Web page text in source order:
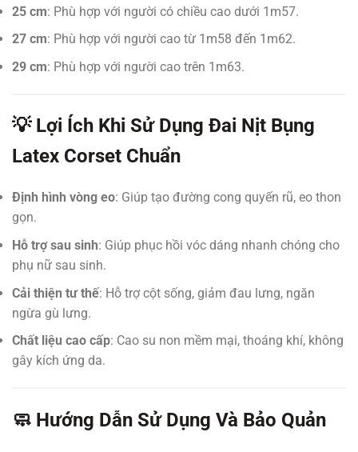
25 cm: Phù hợp với người có chiều cao dưới 1m57.
27 cm: Phù hợp với người cao từ 1m58 đến 1m62.
29 cm: Phù hợp với người cao trên 1m63.
💡 Lợi Ích Khi Sử Dụng Đai Nịt Bụng
Latex Corset Chuẩn
Định hình vòng eo: Giúp tạo đường cong quyến rũ, eo thon
gọn.
Hỗ trợ sau sinh: Giúp phục hồi vóc dáng nhanh chóng cho
phụ nữ sau sinh.
Cải thiện tư thế: Hỗ trợ cột sống, giảm đau lưng, ngăn
ngừa gù lưng.
Chất liệu cao cấp: Cao su non mềm mại, thoáng khí, không
gây kích ứng da.
🧼 Hướng Dẫn Sử Dụng Và Bảo Quản